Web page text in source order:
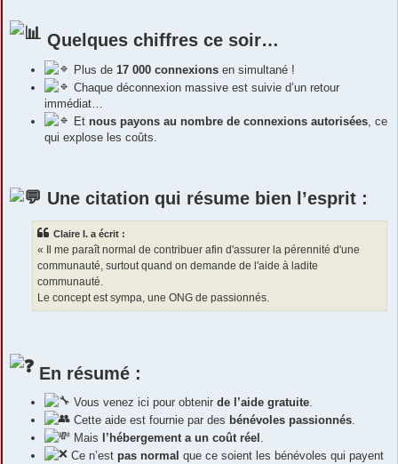
Quelques chiffres ce soir…
Plus de 17 000 connexions en simultané !
Chaque déconnexion massive est suivie d’un retour
immédiat…
Et nous payons au nombre de connexions autorisées , ce
qui explose les coûts.
Une citation qui résume bien l’esprit :
Claire I. a écrit :
« Il me paraît normal de contribuer afin d'assurer la pérennité d'une
communauté, surtout quand on demande de l'aide à ladite
communauté.
Le concept est sympa, une ONG de passionnés.
En résumé :
Vous venez ici pour obtenir de l’aide gratuite.
Cette aide est fournie par des bénévoles passionnés.
Mais
l’hébergement a un coût réel .
Ce n’est pas normal que ce soient les bénévoles qui payent